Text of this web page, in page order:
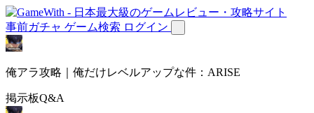
事前ガチャ ゲーム検索 ログイン
俺アラ攻略｜俺だけレベルアップな件：ARISE
掲示板Q&A